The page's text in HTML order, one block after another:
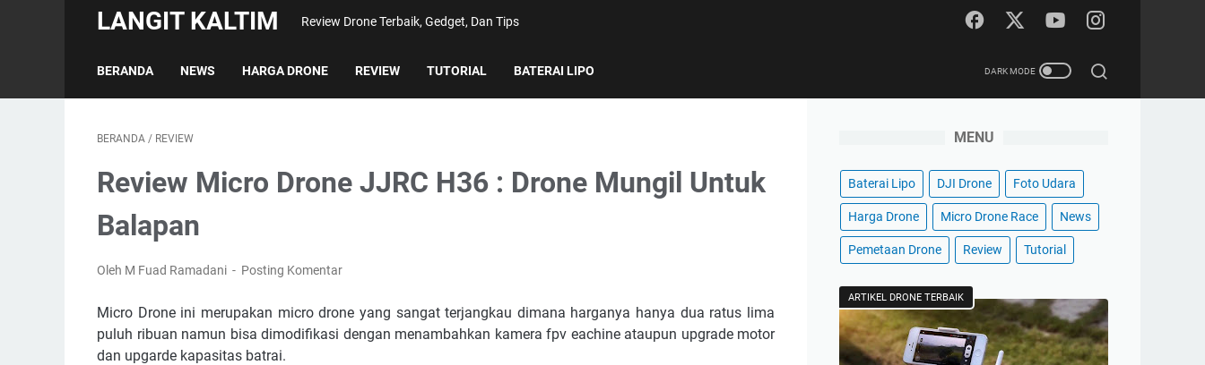
LANGIT KALTIM Review Drone Terbaik, Gedget, Dan Tips
BERANDA NEWS HARGA DRONE REVIEW TUTORIAL BATERAI LIPO
BERANDA / REVIEW
Review Micro Drone JJRC H36 : Drone Mungil Untuk
Balapan
Oleh M Fuad Ramadani Posting Komentar
Micro Drone ini merupakan micro drone yang sangat terjangkau dimana harganya hanya dua ratus lima
puluh ribuan namun bisa dimodifikasi dengan menambahkan kamera fpv eachine ataupun upgrade motor
dan upgarde kapasitas batrai.
MENU
Baterai Lipo DJI Drone Foto Udara
Harga Drone Micro Drone Race News
Pemetaan Drone Review Tutorial
ARTIKEL DRONE TERBAIK